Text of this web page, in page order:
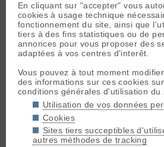
CORSE : Conditions enneigement
Vergio(fuzza2a le 03.03.2015 à 18:38)
Les conditions etait bonnes il ya
des 1m au col, ca a fondu un peu la
rien de catastrophique non plus, on a
partout en moyenne, faudrait
dans le sect...
séjour en Pologne(fuzza2a le
Tu peux regarder ici: http://
sais qu'il reviennent des tatras...
Ekosport : Si vous avez besoin de
En cliquant sur "accepter" vous
cookies à usage technique
fonctionnement du site, ainsi que
tiers à des fins statistiques ou de
annonces pour vous proposer des
adaptées à vos centres d'interêt.
Vous pouvez à tout moment
des informations sur ces cookies
conditions générales d'utilisation du
Utilisation de vos données
Cookies
Sites tiers succeptibles
autres méthodes de tracking